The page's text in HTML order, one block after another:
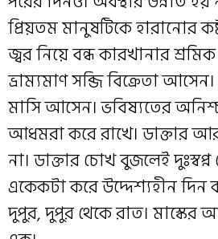
প্রিয়তম মানুষটিকে হারানোর
জ্বর নিয়ে বন্ধ কারখানার
ভ্রাম্যমাণ সব্জি বিক্রেতা
মাসি আসেন। ভবিষ্যতের
আধমরা করে রাখে। ডাক্তার
না। ডাক্তার চোখ বুজলেই দুঃস্বপ্ন
একেকটা করে উদ্দেশ্যহীন দিন
দুপুর, দুপুর থেকে রাত। মাস্কের